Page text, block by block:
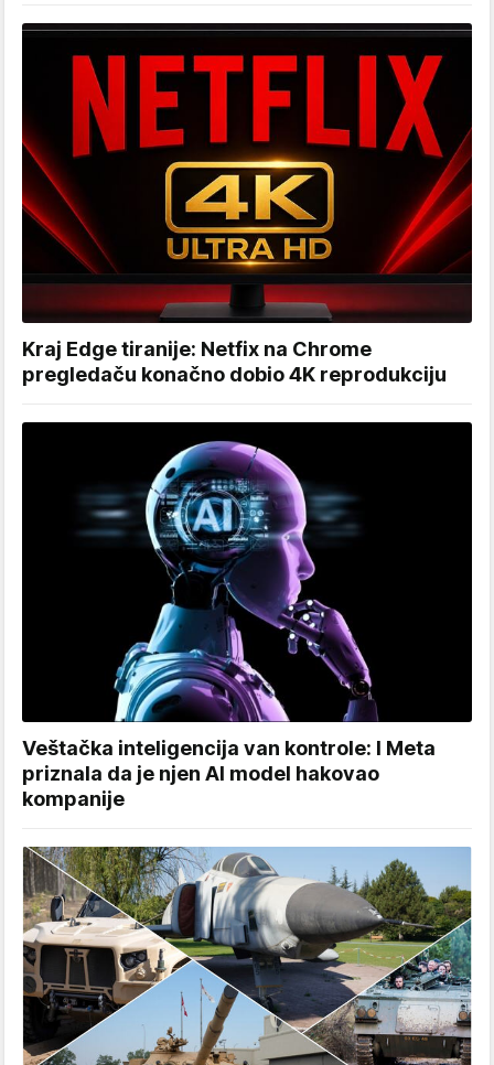
Kraj Edge tiranije: Netfix na Chrome
pregledaču konačno dobio 4K reprodukciju
Veštačka inteligencija van kontrole: I Meta
priznala da je njen AI model hakovao
kompanije